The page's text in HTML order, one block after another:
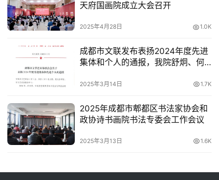
天府国画院成立大会召开
2025年4月28日 1.0K
成都市文联发布表扬2024年度先进
集体和个人的通报，我院舒炯、何
2025年3月14日 1.7K
2025年成都市郫都区书法家协会和
政协诗书画院书法专委会工作会议
2025年3月13日 1.6K